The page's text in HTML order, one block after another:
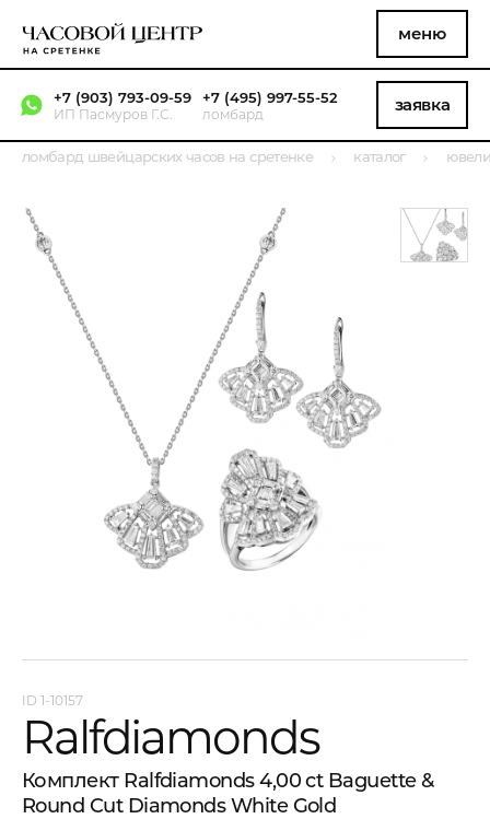
меню
+7 (903) 793-09-59
ИП Пасмуров Г.С.
+7 (495) 997-55-52
ломбард заявка
ломбард швейцарских часов на сретенке каталог
1-10157
Ralfdiamonds
Комплект Ralfdiamonds 4,00 ct Baguette &
Round Cut Diamonds White Gold